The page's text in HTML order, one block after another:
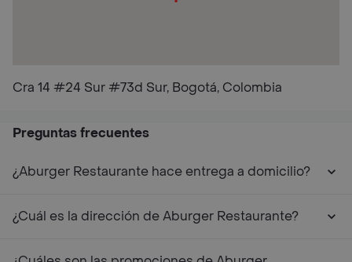
Cra 14 #24 Sur #73d Sur, Bogotá, Colombia
Preguntas frecuentes
¿Aburger Restaurante hace entrega a domicilio?
¿Cuál es la dirección de Aburger Restaurante?